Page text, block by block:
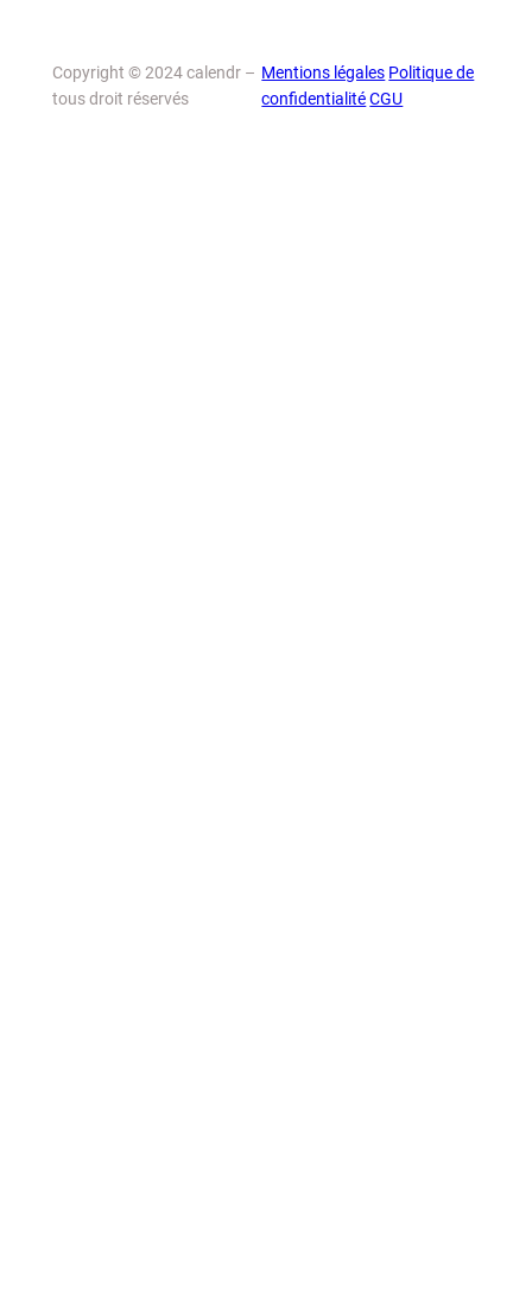
Copyright © 2024 calendr –
tous droit réservés
Mentions légales Politique de
confidentialitéCGU